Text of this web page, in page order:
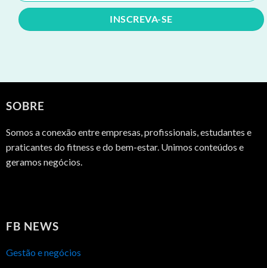
SOBRE
Somos a conexão entre empresas, profissionais, estudantes e
praticantes do fitness e do bem-estar. Unimos conteúdos e
geramos negócios.
FB NEWS
Gestão e negócios